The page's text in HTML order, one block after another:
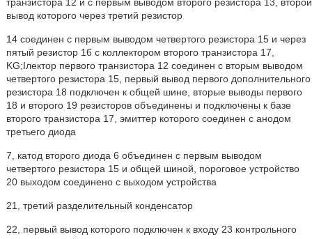
вывод которого через третий резистор
14 соединен с первым выводом четвертого резистора 15 и через
пятый резистор 16 с коллектором второго транзистора 17,
KG;Iлектор первого транзистора 12 соединен с вторым выводом
четвертого резистора 15, первый вывод первого дополнительного
резистора 18 подключен к общей шине, вторые выводы первого
18 и второго 19 резисторов объединены и подключены к базе
второго транзистора 17, эмиттер которого соединен с анодом
третьего диода
7, катод второго диода 6 объединен с первым выводом
четвертого резистора 15 и общей шиной, пороговое устройство
20 выходом соединено с выходом устройства
21, третий разделительный конденсатор
22, первый вывод которого подключен к входу 23 контрольного